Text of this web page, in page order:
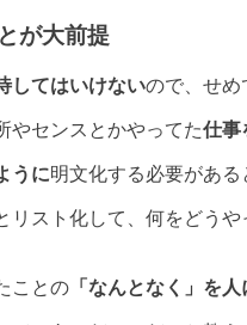
が大前提
してはいけないので、せめ
やセンスとかやってた仕事
うに明文化する必要がある
リスト化して、何をどう
ことの 「なんとなく」を